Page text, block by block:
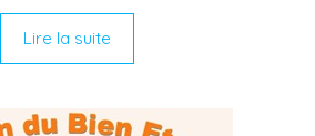
Lire la suite